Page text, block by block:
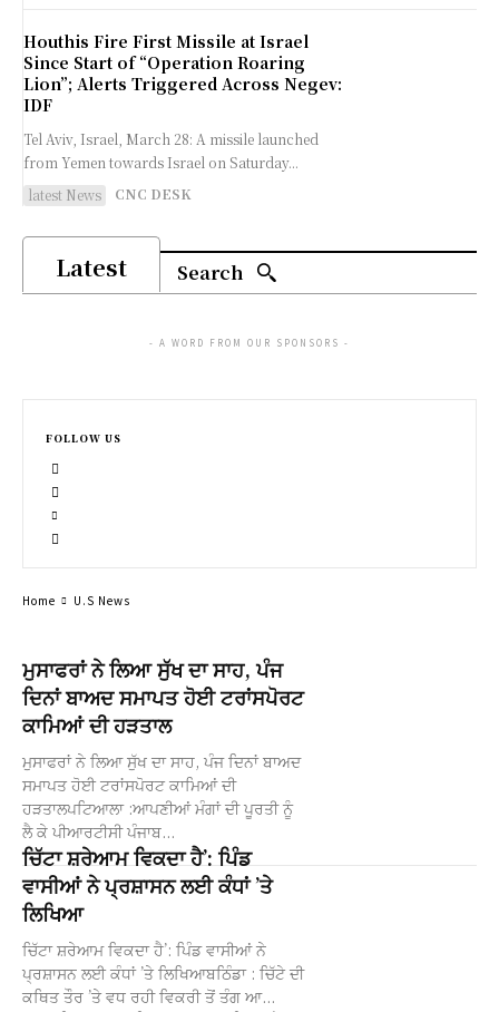
Houthis Fire First Missile at Israel
Since Start of “Operation Roaring
Lion”; Alerts Triggered Across Negev:
IDF
Tel Aviv, Israel, March 28: A missile launched
from Yemen towards Israel on Saturday...
latest News
CNC DESK
Latest Search
ਮੁਸਾਫਰਾਂ ਨੇ ਲਿਆ ਸੁੱਖ ਦਾ ਸਾਹ, ਪੰਜ
ਦਿਨਾਂ ਬਾਅਦ ਸਮਾਪਤ ਹੋਈ ਟਰਾਂਸਪੋਰਟ
ਕਾਮਿਆਂ ਦੀ ਹੜਤਾਲ
ਮੁਸਾਫਰਾਂ ਨੇ ਲਿਆ ਸੁੱਖ ਦਾ ਸਾਹ, ਪੰਜ ਦਿਨਾਂ ਬਾਅਦ
ਸਮਾਪਤ ਹੋਈ ਟਰਾਂਸਪੋਰਟ ਕਾਮਿਆਂ ਦੀ
ਹੜਤਾਲਪਟਿਆਲਾ :ਆਪਣੀਆਂ ਮੰਗਾਂ ਦੀ ਪੂਰਤੀ ਨੂੰ
ਲੈ ਕੇ ਪੀਆਰਟੀਸੀ ਪੰਜਾਬ...
ਚਿੱਟਾ ਸ਼ਰੇਆਮ ਵਿਕਦਾ ਹੈ’: ਪਿੰਡ
ਵਾਸੀਆਂ ਨੇ ਪ੍ਰਸ਼ਾਸਨ ਲਈ ਕੰਧਾਂ ’ਤੇ
ਲਿਖਿਆ
ਚਿੱਟਾ ਸ਼ਰੇਆਮ ਵਿਕਦਾ ਹੈ’: ਪਿੰਡ ਵਾਸੀਆਂ ਨੇ
ਪ੍ਰਸ਼ਾਸਨ ਲਈ ਕੰਧਾਂ ’ਤੇ ਲਿਖਿਆਬਠਿੰਡਾ : ਚਿੱਟੇ ਦੀ
ਕਥਿਤ ਤੌਰ ’ਤੇ ਵਧ ਰਹੀ ਵਿਕਰੀ ਤੋਂ ਤੰਗ ਆ...
- A WORD FROM OUR SPONSORS -
FOLLOW US
Home U.S News